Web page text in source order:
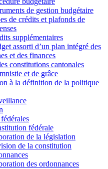
de gestion budgétaire
de crédits et plafonds de
supplémentaires
assorti d’un plan intégré des
et des finances
constitutions cantonales
et de grâce
à la définition de la politique
fédérale
de la législation
de la constitution
des ordonnances